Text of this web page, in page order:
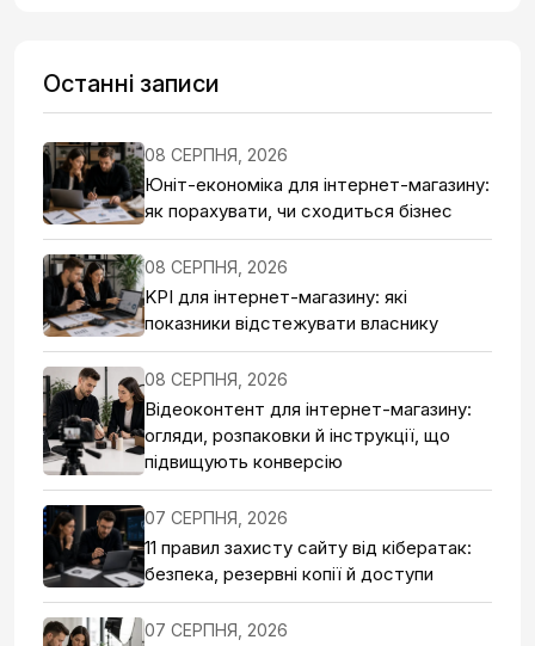
Останні записи
08 СЕРПНЯ, 2026
Юніт-економіка для інтернет-магазину:
як порахувати, чи сходиться бізнес
08 СЕРПНЯ, 2026
KPI для інтернет-магазину: які
показники відстежувати власнику
08 СЕРПНЯ, 2026
Відеоконтент для інтернет-магазину:
огляди, розпаковки й інструкції, що
підвищують конверсію
07 СЕРПНЯ, 2026
11 правил захисту сайту від кібератак:
безпека, резервні копії й доступи
07 СЕРПНЯ, 2026